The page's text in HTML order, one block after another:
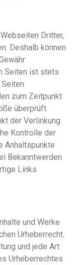
Dritter,
Deshalb können
Seiten ist stets
zum Zeitpunkt
überprüft.
der Verlinkung
Kontrolle der
Anhaltspunkte
Bekanntwerden
Links
und Werke
Urheberrecht.
und jede Art
Urheberrechtes